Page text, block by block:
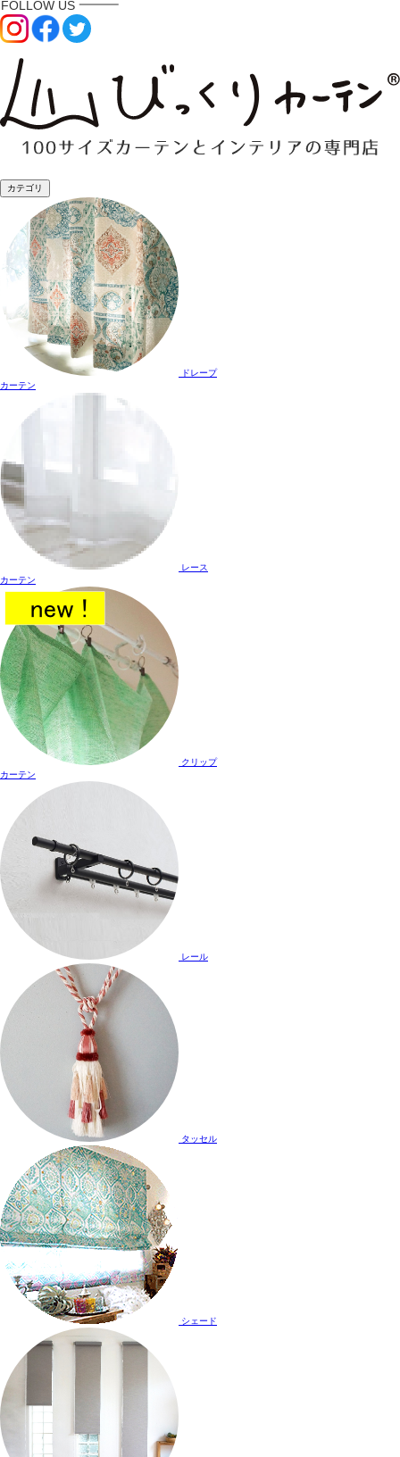
カテゴリ
ドレープ
カーテン
レース
カーテン
クリップ
カーテン
レール
タッセル
シェード